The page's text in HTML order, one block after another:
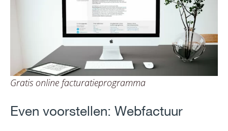
Gratis online facturatieprogramma
Even voorstellen: Webfactuur